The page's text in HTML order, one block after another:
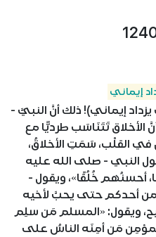
إيماني
إيماني)! ذلك أنَّ النبيَّ -
تَتَنَاسَب طرديًّا مع
في القلْب، سَمَتِ الأخلاقُ،
النبي - صلى الله عليه
أحسنُهم خُلُقًا»، ويقول -
أحدكم حتى يحبَّ لأخيه
ويقول: «المسلم مَن سلِم
مَن أمِنَه الناسُ على